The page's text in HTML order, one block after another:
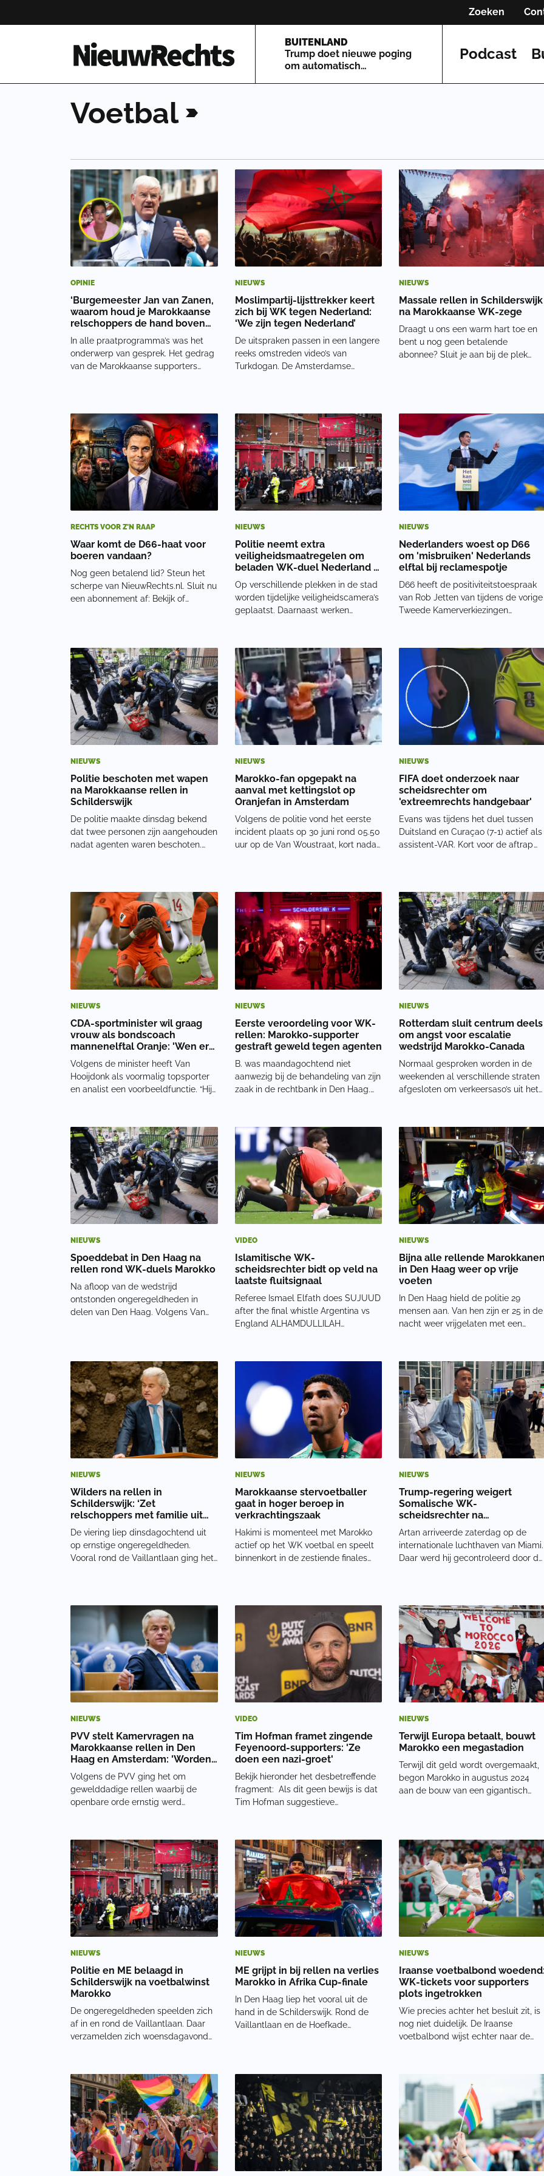
Zoeken
Homepage van NieuwRechts
BUITENLAND
Trump doet nieuwe poging
om automatisch
Podcast
Voetbal
OPINIE
‘Burgemeester Jan van Zanen,
waarom houd je Marokkaanse
relschoppers de hand boven
het hoofd?’
In alle praatprogramma’s was het
onderwerp van gesprek. Het gedrag
van de Marokkaanse supporters
moesten tillen. Hij typeerde de
relschoppers als jonge jo
NIEUWS
Moslimpartij-lijsttrekker keert
zich bij WK tegen Nederland:
‘We zijn tegen Nederland’
De uitspraken passen in een langere
reeks omstreden video’s van
Turkdogan. De Amsterdamse
stelsel. Ook zei hij in een andere
video dat moslims volgens hem
NIEUWS
Massale rellen in Schilderswijk
na Marokkaanse WK-zege
Draagt u ons een warm hart toe en
bent u nog geen betalende
abonnee? Sluit je aan bij de plek
Nederlands elftal. Maar de sf
RECHTS VOOR Z'N RAAP
Waar komt de D66-haat voor
boeren vandaan?
Nog geen betalend lid? Steun het
scherpe van NieuwRechts.nl. Sluit nu
een abonnement af: Bekijk of
NIEUWS
Politie neemt extra
veiligheidsmaatregelen om
beladen WK-duel Nederland -
Marokko
Op verschillende plekken in de stad
worden tijdelijke veiligheidscamera’s
geplaatst. Daarnaast werken
winkelstraatstewards, ondernemers
en inwoners samen om de openbare
orde te bew
NIEUWS
Nederlanders woest op D66
om 'misbruiken' Nederlands
elftal bij reclamespotje
D66 heeft de positiviteitstoespraak
van Rob Jetten van tijdens de vorige
Tweede Kamerverkiezingen
de slogan 'Samen. Als één Team
Nederland. Het kan wél!'. Echter valt
de clip helemaa
NIEUWS
Politie beschoten met wapen
na Marokkaanse rellen in
Schilderswijk
De politie maakte dinsdag bekend
dat twee personen zijn aangehouden
nadat agenten waren beschoten.
Verdachten (BTGV) toegepast.
Daarbij hielden agen
NIEUWS
Marokko-fan opgepakt na
aanval met kettingslot op
Oranjefan in Amsterdam
Volgens de politie vond het eerste
incident plaats op 30 juni rond 05.50
uur op de Van Woustraat, kort nadat
mobiele telefoon beroofd. Ongeveer
tien minuten late
NIEUWS
FIFA doet onderzoek naar
scheidsrechter om
'extreemrechts handgebaar'
Evans was tijdens het duel tussen
Duitsland en Curaçao (7-1) actief als
assistent-VAR. Kort voor de aftrap
maakte Evans met zijn rechterhand
een gebaar dat tot d
NIEUWS
CDA-sportminister wil graag
vrouw als bondscoach
mannenelftal Oranje: 'Wen er
maar aan'
Volgens de minister heeft Van
Hooijdonk als voormalig topsporter
en analist een voorbeeldfunctie. “Hij
bewust is.” Sterk vindt het opvallend
dat de discussie nu ontstaat, terwijl
mannelij
NIEUWS
Eerste veroordeling voor WK-
rellen: Marokko-supporter
gestraft geweld tegen agenten
B. was maandagochtend niet
aanwezig bij de behandeling van zijn
zaak in de rechtbank in Den Haag.
spreken. De officier van justitie
reageerde geïrriteerd: ‘Hij had zich
vandaag op de zitting moe
NIEUWS
Rotterdam sluit centrum deels
om angst voor escalatie
wedstrijd Marokko-Canada
Normaal gesproken worden in de
weekenden al verschillende straten
afgesloten om verkeersaso’s uit het
Marokko komt daar nu een groot
deel van de binnenstad bij. De
wedstrijd begint
NIEUWS
Spoeddebat in Den Haag na
rellen rond WK-duels Marokko
Na afloop van de wedstrijd
ontstonden ongeregeldheden in
delen van Den Haag. Volgens Van
die ochtend zeventien mensen
aangehouden. Twee van hen scho
VIDEO
Islamitische WK-
scheidsrechter bidt op veld na
laatste fluitsignaal
Referee Ismael Elfath does SUJUUD
after the final whistle Argentina vs
England ALHAMDULLILAH
15, 2026 Het gebaar past bij de
achtergrond van Elfath. Hij is
moslim, geboren in Casabla
NIEUWS
Bijna alle rellende
in Den Haag weer op vrije
voeten
In Den Haag hield de politie 29
mensen aan. Van hen zijn er 25 in de
nacht weer vrijgelaten met een
zondagochtend nog niet bekend of
zij nog vastzaten. De onrust
rond de Vaillantlaan e
NIEUWS
Wilders na rellen in
Schilderswijk: ‘Zet
relschoppers met familie uit
naar Marokko’
De viering liep dinsdagochtend uit
op ernstige ongeregeldheden.
Vooral rond de Vaillantlaan ging het
uit elkaar te drijven. Rellen na
Marokko-zegeDe po
NIEUWS
Marokkaanse stervoetballer
gaat in hoger beroep in
verkrachtingszaak
Hakimi is momenteel met Marokko
actief op het WK voetbal en speelt
binnenkort in de zestiende finales
strafzaak rond de verdediger volop
in de belang
NIEUWS
Trump-regering weigert
Somalische WK-
scheidsrechter na
veiligheidscontrole: ‘De wet
blijft de wet’
Artan arriveerde zaterdag op de
internationale luchthaven van Miami.
Daar werd hij gecontroleerd door de
Staten binnen te komen.
Wereldvoetbalbond FIFA besloot h
NIEUWS
PVV stelt Kamervragen na
Marokkaanse rellen in Den
Haag en Amsterdam: 'Worden
ze gedenaturaliseerd?'
Volgens de PVV ging het om
gewelddadige rellen waarbij de
openbare orde ernstig werd
minister-president of hij bekend is
met de gebeurtenissen en met het
geweld dat daarbij is
VIDEO
Tim Hofman framet zingende
Feyenoord-supporters: 'Ze
doen een nazi-groet'
Bekijk hieronder het desbetreffende
fragment: Als dit geen bewijs is dat
Tim Hofman suggestieve
zeg. pic.twitter.com/Te2JYLn3Hl —
BokitoBorges (@BonitoBorges)
November 27,
NIEUWS
Terwijl Europa betaalt, bouwt
Marokko een megastadion
Terwijl dit geld wordt overgemaakt,
begon Marokko in augustus 2024
aan de bouw van een gigantisch
toeschouwers. Het Grand Stade
Hassan II wordt
NIEUWS
Politie en ME belaagd in
Schilderswijk na voetbalwinst
Marokko
De ongeregeldheden speelden zich
af in en rond de Vaillantlaan. Daar
verzamelden zich woensdagavond
autodaken stonden feestvierders
met vlaggen te zwaaien. Op straat
werd uitbundig gefeest.
NIEUWS
ME grijpt in bij rellen na verlies
Marokko in Afrika Cup-finale
In Den Haag liep het vooral uit de
hand in de Schilderswijk. Rond de
Vaillantlaan en de Hoefkade
gegooid, ook richting agenten en
omstanders. De
NIEUWS
Iraanse voetbalbond
WK-tickets voor supporters
plots ingetrokken
Wie precies achter het besluit zit, is
nog niet duidelijk. De Iraanse
voetbalbond wijst echter naar de
Iran en de VS. De
wereldvoetbalbond FIFA en de Amer